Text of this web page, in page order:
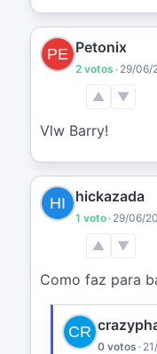
Petonix
2 votos • 29/06/
▲ ▼
Vlw Barry!
hickazada
1 voto• 29/06/
▲ ▼
Como faz para
0 votos •